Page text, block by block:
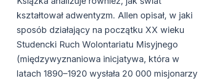
kształtował adwentyzm. Allen opisał, w jaki
sposób działający na początku XX wieku
Studencki Ruch Wolontariatu Misyjnego
(międzywyznaniowa inicjatywa, która w
latach 1890–1920 wysłała 20 000 misjonarzy